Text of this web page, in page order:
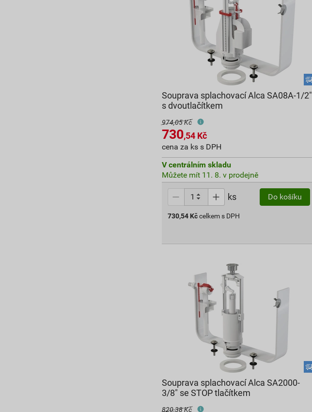
Souprava splachovací Alca SA08A-1/2"
s dvoutlačítkem
974,05 Kč
730,54 Kč
cena za ks s DPH
V centrálním skladu
Můžete mít 11. 8. v prodejně
ks Do košíku
730,54 Kč celkem s DPH
Souprava splachovací Alca SA2000-
3/8" se STOP tlačítkem
820,38 Kč